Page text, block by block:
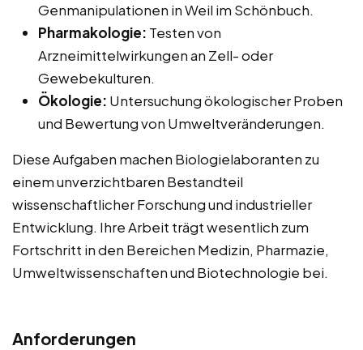
Genmanipulationen in Weil im Schönbuch.
Pharmakologie: Testen von
Arzneimittelwirkungen an Zell- oder
Gewebekulturen.
Ökologie: Untersuchung ökologischer Proben
und Bewertung von Umweltveränderungen.
Diese Aufgaben machen Biologielaboranten zu
einem unverzichtbaren Bestandteil
wissenschaftlicher Forschung und industrieller
Entwicklung. Ihre Arbeit trägt wesentlich zum
Fortschritt in den Bereichen Medizin, Pharmazie,
Umweltwissenschaften und Biotechnologie bei.
Anforderungen